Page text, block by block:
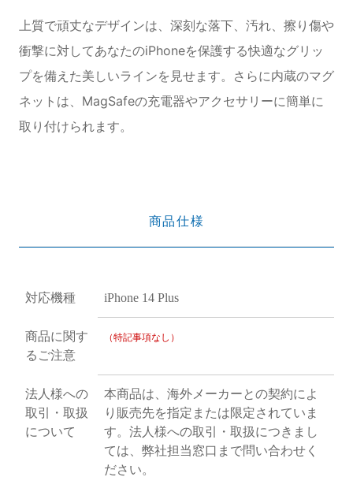
上質で頑丈なデザインは、深刻な落下、汚れ、擦り傷や
衝撃に対してあなたのiPhoneを保護する快適なグリッ
プを備えた美しいラインを見せます。さらに内蔵のマグ
ネットは、MagSafeの充電器やアクセサリーに簡単に
取り付けられます。
商品仕様
対応機種 iPhone 14 Plus
商品に関す
るご注意
（特記事項なし）
法人様への
取引・取扱
について
本商品は、海外メーカーとの契約によ
り販売先を指定または限定されていま
す。法人様への取引・取扱につきまし
ては、弊社担当窓口まで問い合わせく
ださい。